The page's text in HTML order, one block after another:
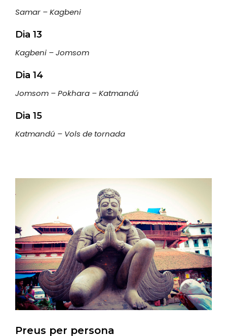
Samar – Kagbeni
Dia 13
Kagbeni – Jomsom
Dia 14
Jomsom – Pokhara – Katmandú
Dia 15
Katmandú – Vols de tornada
Preus per persona